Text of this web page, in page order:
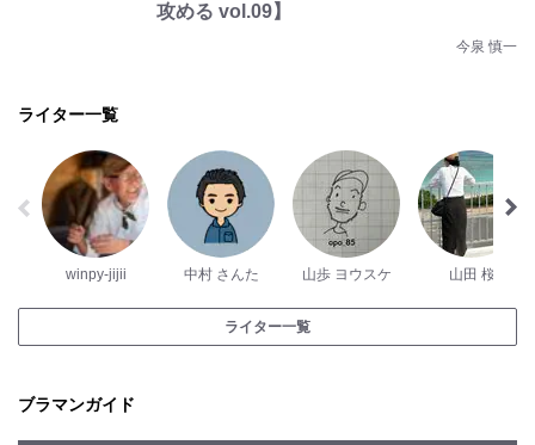
攻める vol.09】
今泉 慎一
ライター一覧
winpy-jijii 中村 さんた 山歩 ヨウスケ 山田 桜
ライター一覧
ブラマンガイド